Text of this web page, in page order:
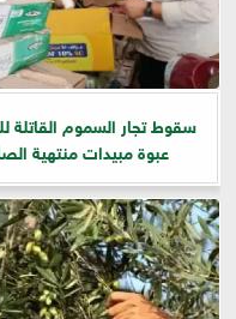
عبوة مبيدات منتهية